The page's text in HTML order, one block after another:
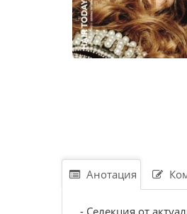
Анотация
- Селекция от